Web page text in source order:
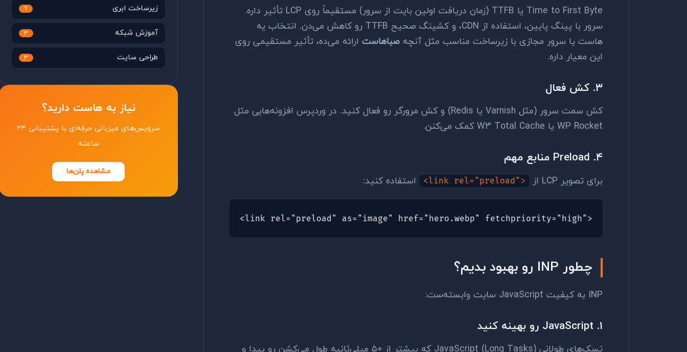
Time to First Byte یا TTFB (زمان دریافت اولین بایت از سرور) مستقیماً روی LCP تأثیر داره.
سرور با پینگ پایین، استفاده از CDN، و کشینگ صحیح TTFB رو کاهش می‌دن. انتخاب یه
هاست یا سرور مجازی با زیرساخت مناسب مثل آنچه صباهاست ارائه می‌ده، تأثیر مستقیمی روی
این معیار داره.
۳. کش فعال
کش سمت سرور (مثل Varnish یا Redis) و کش مرورگر رو فعال کنید. در وردپرس افزونه‌هایی مثل
WP Rocket یا W3 Total Cache کمک می‌کنن.
۴. Preload منابع مهم
برای تصویر LCP از <link rel="preload"> استفاده کنید:
<link rel="preload" as="image" href="hero.webp" fetchpriority="high">
چطور INP رو بهبود بدیم؟
INP به کیفیت JavaScript سایت وابسته‌ست:
۱. JavaScript رو بهینه کنید
تسک‌های طولانی JavaScript (Long Tasks) که بیشتر از ۵۰ میلی‌ثانیه طول می‌کشن رو پیدا و
زیرساخت ابری 7
آموزش شبکه 3
طراحی سایت 3
نیاز به هاست دارید؟
سرویس‌های میزبانی حرفه‌ای با پشتیبانی ۲۴
ساعته
مشاهده پلن‌ها